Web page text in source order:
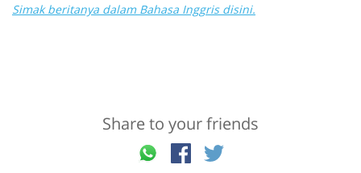
Simak beritanya dalam Bahasa Inggris disini.
Share to your friends